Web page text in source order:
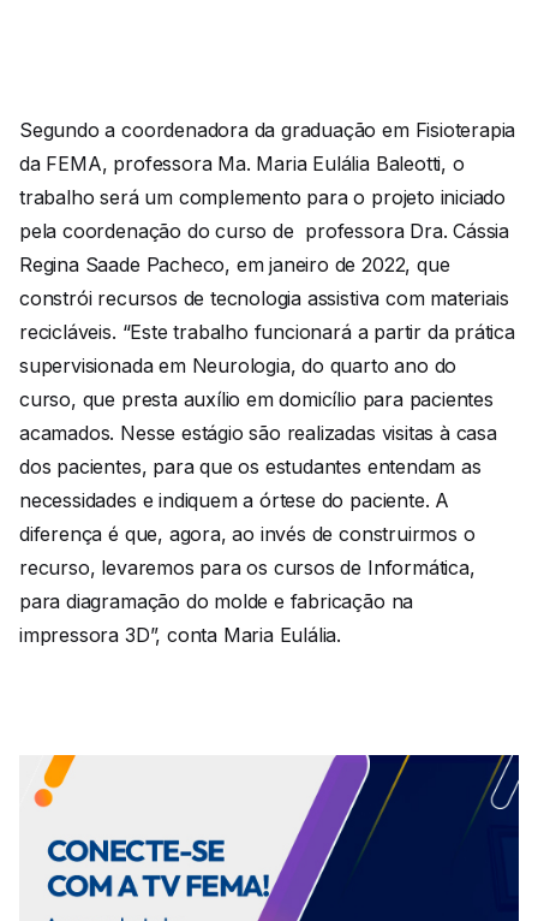
Segundo a coordenadora da graduação em Fisioterapia
da FEMA, professora Ma. Maria Eulália Baleotti, o
trabalho será um complemento para o projeto iniciado
pela coordenação do curso de professora Dra. Cássia
Regina Saade Pacheco, em janeiro de 2022, que
constrói recursos de tecnologia assistiva com materiais
recicláveis. “Este trabalho funcionará a partir da prática
supervisionada em Neurologia, do quarto ano do
curso, que presta auxílio em domicílio para pacientes
acamados. Nesse estágio são realizadas visitas à casa
dos pacientes, para que os estudantes entendam as
necessidades e indiquem a órtese do paciente. A
diferença é que, agora, ao invés de construirmos o
recurso, levaremos para os cursos de Informática,
para diagramação do molde e fabricação na
impressora 3D”, conta Maria Eulália.